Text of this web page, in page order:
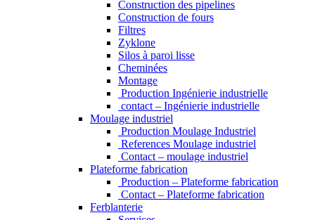
Construction des pipelines
Construction de fours
Filtres
Zyklone
Silos à paroi lisse
Cheminées
Montage
Production Ingénierie industrielle
contact – Ingénierie industrielle
Moulage industriel
Production Moulage Industriel
References Moulage industriel
Contact – moulage industriel
Plateforme fabrication
Production – Plateforme fabrication
Contact – Plateforme fabrication
Ferblanterie